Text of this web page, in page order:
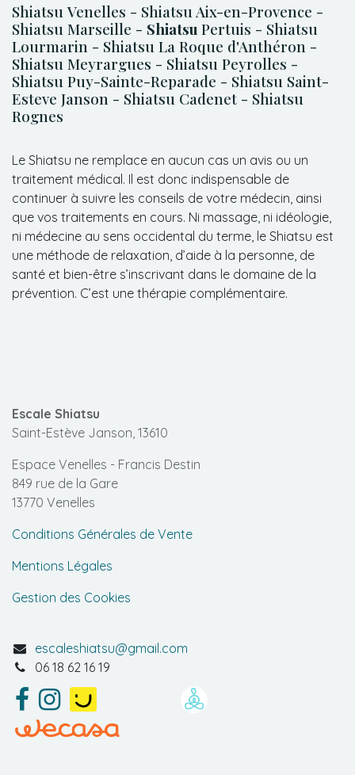
Shiatsu Venelles - Shiatsu Aix-en-Provence -
Shiatsu Marseille - Shiatsu Pertuis - Shiatsu
Lourmarin - Shiatsu La Roque d'Anthéron -
Shiatsu Meyrargues - Shiatsu Peyrolles -
Shiatsu Puy-Sainte-Reparade - Shiatsu Saint-
Esteve Janson - Shiatsu Cadenet - Shiatsu
Rognes
Le Shiatsu ne remplace en aucun cas un avis ou un
traitement médical. Il est donc indispensable de
continuer à suivre les conseils de votre médecin, ainsi
que vos traitements en cours. Ni massage, ni idéologie,
ni médecine au sens occidental du terme, le Shiatsu est
une méthode de relaxation, d’aide à la personne, de
santé et bien-être s’inscrivant dans le domaine de la
prévention. C’est une thérapie complémentaire.
Escale Shiatsu
Saint-Estève Janson, 13610
Espace Venelles - Francis Destin
849 rue de la Gare
13770 Venelles
Conditions Générales de Vente
Mentions Légales
Gestion des Cookies
escaleshiatsu@gmail.com
06 18 62 16 19